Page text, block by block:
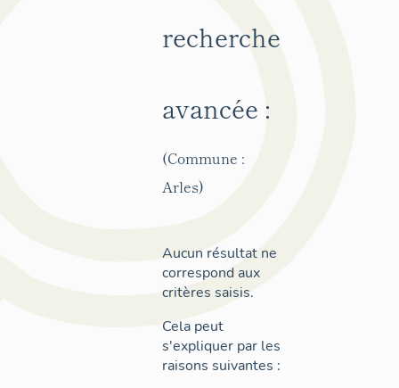
recherche
avancée :
(Commune :
Arles)
Aucun résultat ne
correspond aux
critères saisis.
Cela peut
s'expliquer par les
raisons suivantes :